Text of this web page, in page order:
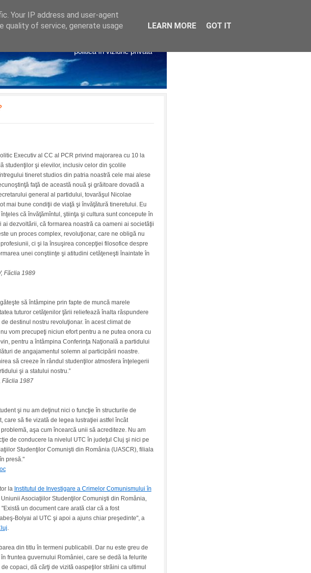
politică în viziune privată
Executiv al CC al PCR privind majorarea cu 10 la
studenţilor şi elevilor, inclusiv celor din şcolile
tineret studios din patria noastră cele mai alese
faţă de această nouă şi grăitoare dovadă a
general al partidului, tovarăşul Nicolae
mai bune condiţii de viaţă şi învăţătură tineretului. Eu
că învăţămîntul, ştiinţa şi cultura sunt concepute în
ai dezvoltării, că formarea noastră ca oameni ai societăţii
un proces complex, revoluţionar, care ne obligă nu
ci şi la însuşirea concepţiei filosofice despre
unei conştiinţe şi atitudini cetăţeneşti înaintate în
Făclia 1989
să întâmpine prin fapte de muncă marele
tuturor cetăţenilor ţării reliefează înalta răspundere
destinul nostru revoluţionar. în acest climat de
vom precupeţi niciun efort pentru a ne putea onora cu
pentru a întâmpina Conferinţa Naţională a partidului
de angajamentul solemn al participării noastre.
să creeze în rândul studenţilor atmosfera înţelegerii
şi a statului nostru.”
Făclia 1987
şi nu am deţinut nici o funcţie în structurile de
care să fie vizată de legea lustraţiei astfel încât
aşa cum încearcă unii să acrediteze. Nu am
de conducere la nivelul UTC în judeţul Cluj şi nici pe
Studenţilor Comunişti din România (UASCR), filiala
presă."
la Institutul de Investigare a Crimelor Comunismului în
Asociaţiilor Studenţilor Comunişti din România,
un document care arată clar că a fost
Bolyai al UTC şi apoi a ajuns chiar preşedinte", a
.
din titlu în termeni publicabili. Dar nu este greu de
fruntea guvernului României, care se dedă la felurite
copaci, dă cărţi de vizită oaspeţilor străini ca ultimul
Your IP address and user-agent
quality of service, generate usage
LEARN MORE GOT IT